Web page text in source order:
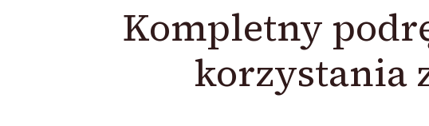
Kompletny
korzystania